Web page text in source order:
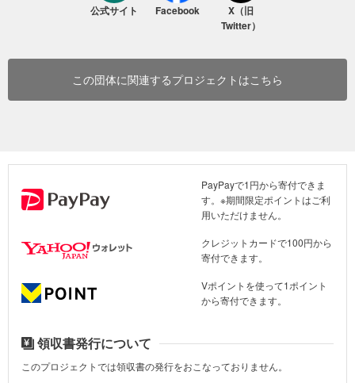
公式サイト Facebook
X（旧
Twitter）
この団体に関連するプロジェクトはこちら
PayPayで1円から寄付できま
す。※期間限定ポイントはご利
用いただけません。
クレジットカードで100円から
寄付できます。
Vポイントを使って1ポイント
から寄付できます。
領収書発行について
このプロジェクトでは領収書の発行をおこなっておりません。